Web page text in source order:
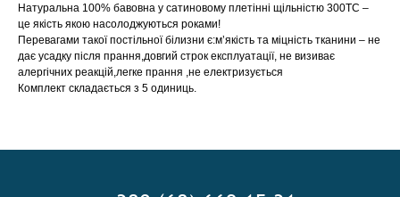
Натуральна 100% бавовна у сатиновому плетінні щільністю 300ТС –
це якість якою насолоджуються роками!
Перевагами такої постільної білизни є:м’якість та міцність тканини – не
дає усадку після прання,довгий строк експлуатації, не визиває
алергічних реакцій,легке прання ,не електризується
Комплект складається з 5 одиниць.